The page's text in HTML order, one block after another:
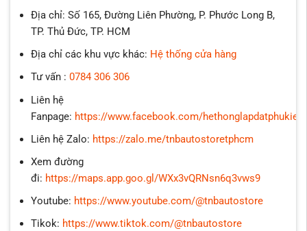
Địa chỉ: Số 165, Đường Liên Phường, P. Phước Long B,
TP. Thủ Đức, TP. HCM
Địa chỉ các khu vực khác: Hệ thống cửa hàng
Tư vấn : 0784 306 306
Liên hệ
Fanpage: https://www.facebook.com/
Liên hệ Zalo: https://zalo.me/tnbautostoretphcm
Xem đường
đi: https://maps.app.goo.gl/WXx3vQRNsn6q3vws9
Youtube: https://www.youtube.com/@tnbautostore
Tikok: https://www.tiktok.com/@tnbautostore